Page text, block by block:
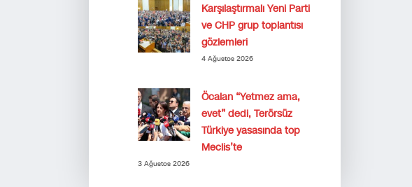
Karşılaştırmalı Yeni Parti
ve CHP grup toplantısı
gözlemleri
4 Ağustos 2026
Öcalan “Yetmez ama,
evet” dedi, Terörsüz
Türkiye yasasında top
Meclis’te
3 Ağustos 2026